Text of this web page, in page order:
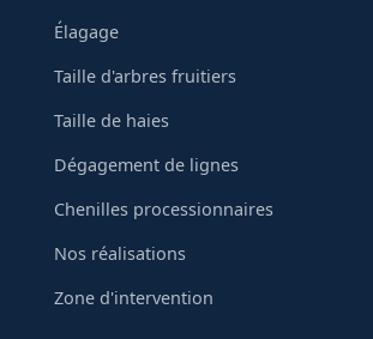
Élagage
Taille d'arbres fruitiers
Taille de haies
Dégagement de lignes
Chenilles processionnaires
Nos réalisations
Zone d'intervention